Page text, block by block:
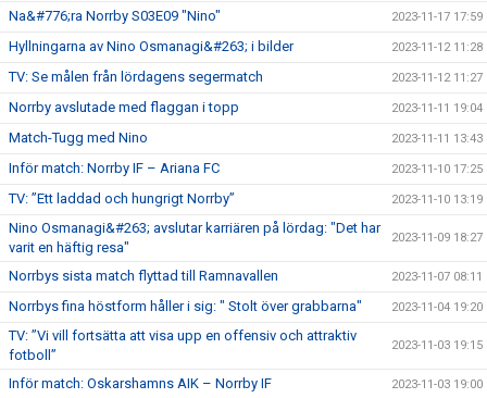
Na&#776;ra Norrby S03E09 "Nino" 2023-11-17 17:59
Hyllningarna av Nino Osmanagi&#263; i bilder 2023-11-12 11:28
TV: Se målen från lördagens segermatch 2023-11-12 11:27
Norrby avslutade med flaggan i topp 2023-11-11 19:04
Match-Tugg med Nino 2023-11-11 13:43
Inför match: Norrby IF – Ariana FC 2023-11-10 17:25
TV: ”Ett laddad och hungrigt Norrby” 2023-11-10 13:19
Nino Osmanagi&#263; avslutar karriären på lördag: "Det har
varit en häftig resa"
2023-11-09 18:27
Norrbys sista match flyttad till Ramnavallen 2023-11-07 08:11
Norrbys fina höstform håller i sig: " Stolt över grabbarna" 2023-11-04 19:20
TV: ”Vi vill fortsätta att visa upp en offensiv och attraktiv
fotboll”
2023-11-03 19:15
Inför match: Oskarshamns AIK – Norrby IF 2023-11-03 19:00